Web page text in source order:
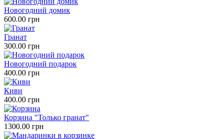
Новогодний домик
600.00 грн
Гранат
300.00 грн
Новогодний подарок
400.00 грн
Киви
400.00 грн
Корзина "Только гранат"
1300.00 грн